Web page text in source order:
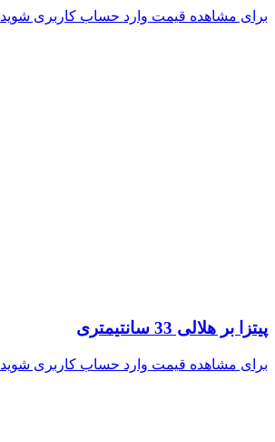
برای مشاهده قیمت وارد حساب کاربری شوید
پیتزا بر هلالی 33 سانتیمتری
برای مشاهده قیمت وارد حساب کاربری شوید